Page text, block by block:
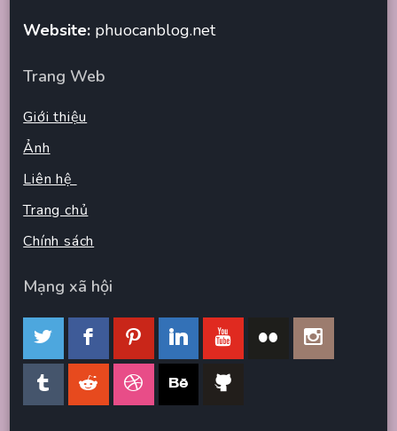
Website: phuocanblog.net
Trang Web
Giới thiệu
Ảnh
Liên hệ
Trang chủ
Chính sách
Mạng xã hội